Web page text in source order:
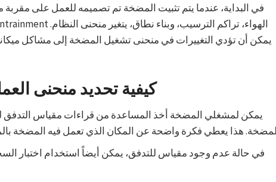
في البداية، عندما يتم تثبيت المضخة تم تصميمه للعمل على
يمكن أن تؤدي التغييرات في منحنى تشغيل المضخة إلى مشاكل
كيفية تحديد منحنى